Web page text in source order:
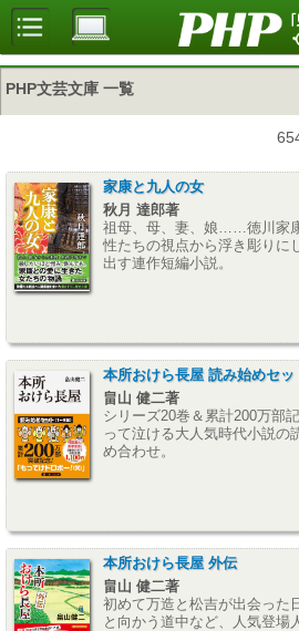
PHP文芸文庫 一覧
家康と九人の女
秋月 達郎著
祖母、母、妻、娘……徳川家
性たちの視点から浮き彫りに
出す連作短編小説。
本所おけら長屋 読み始めセッ
畠山 健二著
シリーズ20巻＆累計200万部
って泣ける大人気時代小説の
め合わせ。
本所おけら長屋 外伝
畠山 健二著
初めて万造と松吉が出会った
と向かう道中など、人気登場